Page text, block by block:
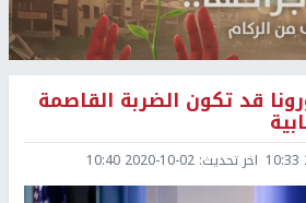
قد تكون الضربة القاصمة
اخر تحديث: 2020-10-02 10:40